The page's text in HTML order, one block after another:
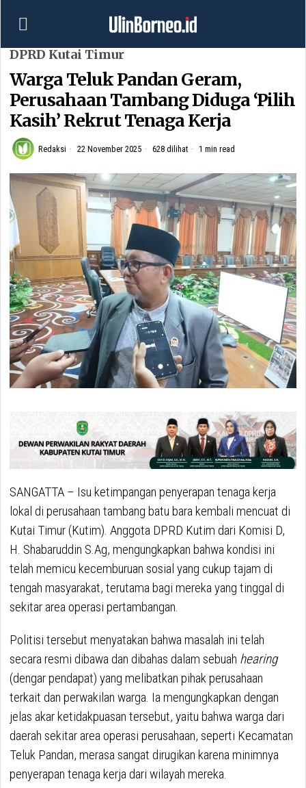
DPRD Kutai Timur
Warga Teluk Pandan Geram,
Perusahaan Tambang Diduga ‘Pilih
Kasih’ Rekrut Tenaga Kerja
Redaksi 22 November 2025 628 dilihat 1 min read
SANGATTA – Isu ketimpangan penyerapan tenaga kerja
lokal di perusahaan tambang batu bara kembali mencuat di
Kutai Timur (Kutim). Anggota DPRD Kutim dari Komisi D,
H. Shabaruddin S.Ag, mengungkapkan bahwa kondisi ini
telah memicu kecemburuan sosial yang cukup tajam di
tengah masyarakat, terutama bagi mereka yang tinggal di
sekitar area operasi pertambangan.
Politisi tersebut menyatakan bahwa masalah ini telah
secara resmi dibawa dan dibahas dalam sebuah hearing
(dengar pendapat) yang melibatkan pihak perusahaan
terkait dan perwakilan warga. Ia mengungkapkan dengan
jelas akar ketidakpuasan tersebut, yaitu bahwa warga dari
daerah sekitar area operasi perusahaan, seperti Kecamatan
Teluk Pandan, merasa sangat dirugikan karena minimnya
penyerapan tenaga kerja dari wilayah mereka.